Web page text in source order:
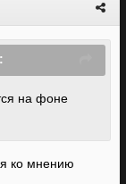
на фоне
ко мнению